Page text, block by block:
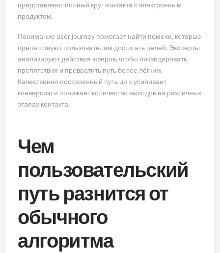
представляют полный круг контакта с электронным
продуктом.
Понимание user journey помогает найти помехи, которые
препятствуют пользователям достигать целей. Эксперты
анализируют действия юзеров, чтобы ликвидировать
препятствия и превратить путь более лёгким.
Качественно построенный путь up x усиливает
конверсию и понижает количество выходов на различных
этапах контакта.
Чем
пользовательский
путь разнится от
обычного
алгоритма